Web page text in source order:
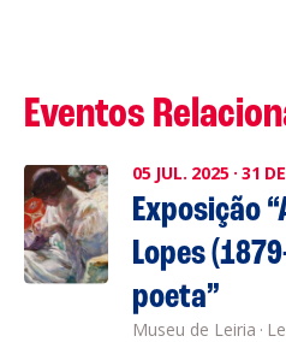
Eventos
05 JUL. 2025 · 31
Exposição
Lopes
poeta”
Museu de Leiria ·